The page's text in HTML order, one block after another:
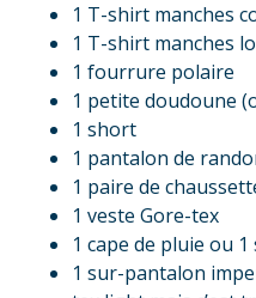
1 T-shirt manches
1 T-shirt manches
1 fourrure polaire
1 petite doudoune
1 short
1 pantalon de
1 paire de
1 veste Gore-tex
1 cape de pluie ou 1
1 sur-pantalon